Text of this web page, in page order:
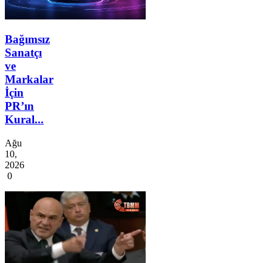
Bağımsız
Sanatçı
ve
Markalar
İçin
PR’ın
Kural...
Ağu
10,
2026
0